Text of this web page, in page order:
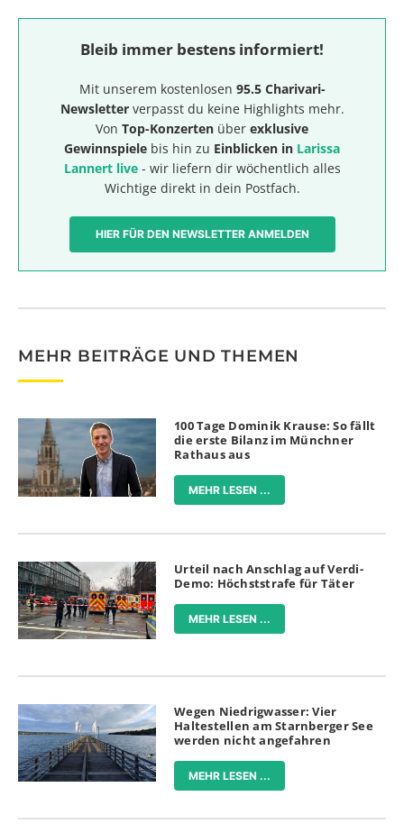
Bleib immer bestens informiert!
Mit unserem kostenlosen 95.5 Charivari-
Newsletterverpasst du keine Highlights mehr.
Von Top-Konzerten über exklusive
Gewinnspiele bis hin zu Einblicken in Larissa
Lannert live- wir liefern dir wöchentlich alles
Wichtige direkt in dein Postfach.
HIER FÜR DEN NEWSLETTER ANMELDEN
MEHR BEITRÄGE UND THEMEN
100 Tage Dominik Krause: So fällt
die erste Bilanz im Münchner
Rathaus aus
MEHR LESEN ...
Urteil nach Anschlag auf Verdi-
Demo: Höchststrafe für Täter
MEHR LESEN ...
Wegen Niedrigwasser: Vier
Haltestellen am Starnberger See
werden nicht angefahren
MEHR LESEN ...